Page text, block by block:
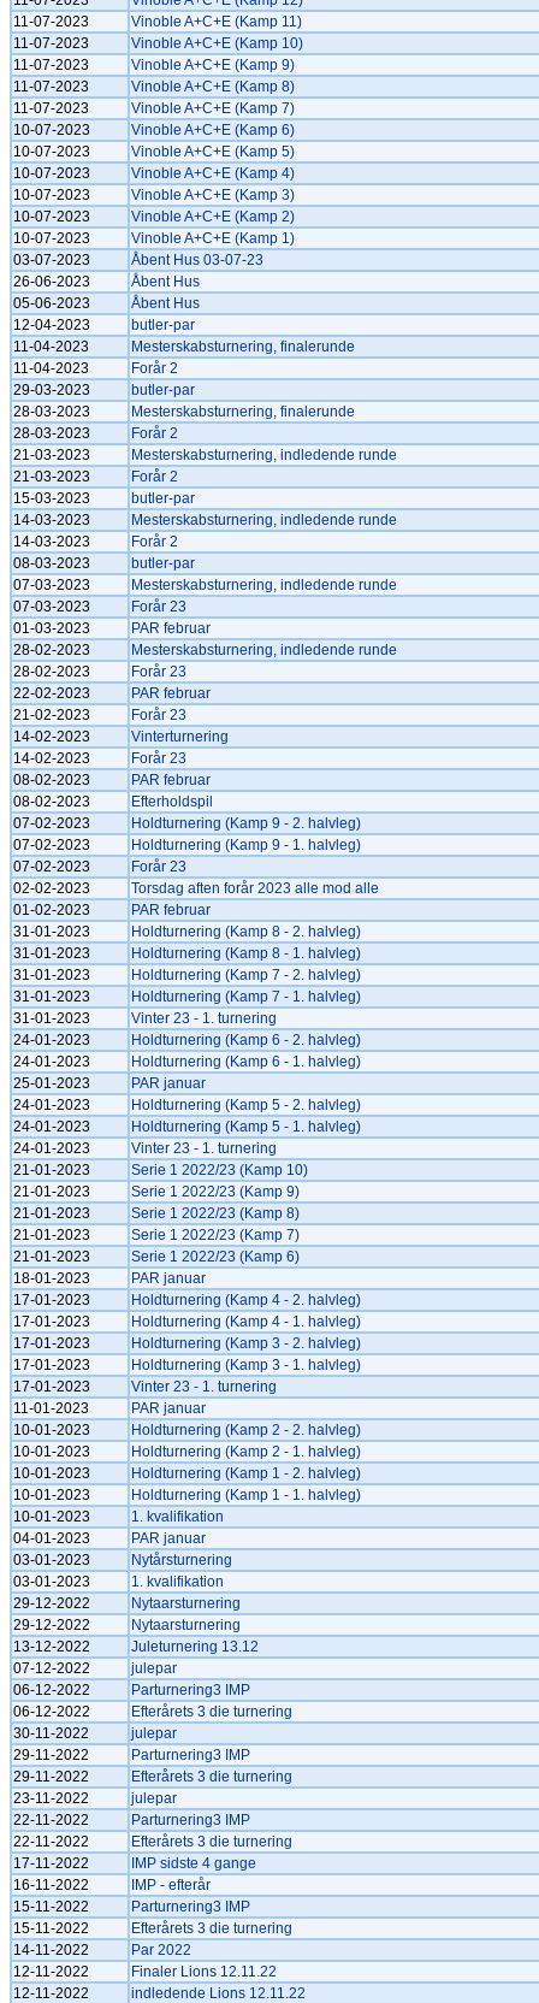
11-07-2023
Vinoble A+C+E (Kamp 11)
11-07-2023
Vinoble A+C+E (Kamp 10)
11-07-2023
Vinoble A+C+E (Kamp 9)
11-07-2023
Vinoble A+C+E (Kamp 8)
11-07-2023
Vinoble A+C+E (Kamp 7)
10-07-2023
Vinoble A+C+E (Kamp 6)
10-07-2023
Vinoble A+C+E (Kamp 5)
10-07-2023
Vinoble A+C+E (Kamp 4)
10-07-2023
Vinoble A+C+E (Kamp 3)
10-07-2023
Vinoble A+C+E (Kamp 2)
10-07-2023
Vinoble A+C+E (Kamp 1)
03-07-2023
Åbent Hus 03-07-23
26-06-2023
Åbent Hus
05-06-2023
Åbent Hus
12-04-2023
butler-par
11-04-2023
Mesterskabsturnering, finalerunde
11-04-2023
Forår 2
29-03-2023
butler-par
28-03-2023
Mesterskabsturnering, finalerunde
28-03-2023
Forår 2
21-03-2023
Mesterskabsturnering, indledende runde
21-03-2023
Forår 2
15-03-2023
butler-par
14-03-2023
Mesterskabsturnering, indledende runde
14-03-2023
Forår 2
08-03-2023
butler-par
07-03-2023
Mesterskabsturnering, indledende runde
07-03-2023
Forår 23
01-03-2023
PAR februar
28-02-2023
Mesterskabsturnering, indledende runde
28-02-2023
Forår 23
22-02-2023
PAR februar
21-02-2023
Forår 23
14-02-2023
Vinterturnering
14-02-2023
Forår 23
08-02-2023
PAR februar
08-02-2023
Efterholdspil
07-02-2023
Holdturnering (Kamp 9 - 2. halvleg)
07-02-2023
Holdturnering (Kamp 9 - 1. halvleg)
07-02-2023
Forår 23
02-02-2023
Torsdag aften forår 2023 alle mod alle
01-02-2023
PAR februar
31-01-2023
Holdturnering (Kamp 8 - 2. halvleg)
31-01-2023
Holdturnering (Kamp 8 - 1. halvleg)
31-01-2023
Holdturnering (Kamp 7 - 2. halvleg)
31-01-2023
Holdturnering (Kamp 7 - 1. halvleg)
31-01-2023
Vinter 23 - 1. turnering
24-01-2023
Holdturnering (Kamp 6 - 2. halvleg)
24-01-2023
Holdturnering (Kamp 6 - 1. halvleg)
25-01-2023
PAR januar
24-01-2023
Holdturnering (Kamp 5 - 2. halvleg)
24-01-2023
Holdturnering (Kamp 5 - 1. halvleg)
24-01-2023
Vinter 23 - 1. turnering
21-01-2023
Serie 1 2022/23 (Kamp 10)
21-01-2023
Serie 1 2022/23 (Kamp 9)
21-01-2023
Serie 1 2022/23 (Kamp 8)
21-01-2023
Serie 1 2022/23 (Kamp 7)
21-01-2023
Serie 1 2022/23 (Kamp 6)
18-01-2023
PAR januar
17-01-2023
Holdturnering (Kamp 4 - 2. halvleg)
17-01-2023
Holdturnering (Kamp 4 - 1. halvleg)
17-01-2023
Holdturnering (Kamp 3 - 2. halvleg)
17-01-2023
Holdturnering (Kamp 3 - 1. halvleg)
17-01-2023
Vinter 23 - 1. turnering
11-01-2023
PAR januar
10-01-2023
Holdturnering (Kamp 2 - 2. halvleg)
10-01-2023
Holdturnering (Kamp 2 - 1. halvleg)
10-01-2023
Holdturnering (Kamp 1 - 2. halvleg)
10-01-2023
Holdturnering (Kamp 1 - 1. halvleg)
10-01-2023
1. kvalifikation
04-01-2023
PAR januar
03-01-2023
Nytårsturnering
03-01-2023
1. kvalifikation
29-12-2022
Nytaarsturnering
29-12-2022
Nytaarsturnering
13-12-2022
Juleturnering 13.12
07-12-2022
julepar
06-12-2022
Parturnering3 IMP
06-12-2022
Efterårets 3 die turnering
30-11-2022
julepar
29-11-2022
Parturnering3 IMP
29-11-2022
Efterårets 3 die turnering
23-11-2022
julepar
22-11-2022
Parturnering3 IMP
22-11-2022
Efterårets 3 die turnering
17-11-2022
IMP sidste 4 gange
16-11-2022
IMP - efterår
15-11-2022
Parturnering3 IMP
15-11-2022
Efterårets 3 die turnering
14-11-2022
Par 2022
12-11-2022
Finaler Lions 12.11.22
12-11-2022
indledende Lions 12.11.22